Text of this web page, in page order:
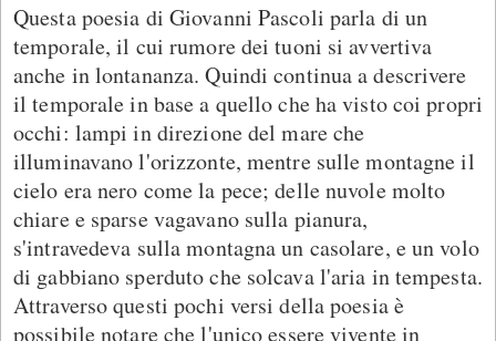
Questa poesia di Giovanni Pascoli parla di un
temporale, il cui rumore dei tuoni si avvertiva
anche in lontananza. Quindi continua a descrivere
il temporale in base a quello che ha visto coi propri
occhi: lampi in direzione del mare che
illuminavano l'orizzonte, mentre sulle montagne il
cielo era nero come la pece; delle nuvole molto
chiare e sparse vagavano sulla pianura,
s'intravedeva sulla montagna un casolare, e un volo
di gabbiano sperduto che solcava l'aria in tempesta.
Attraverso questi pochi versi della poesia è
possibile notare che l'unico essere vivente in